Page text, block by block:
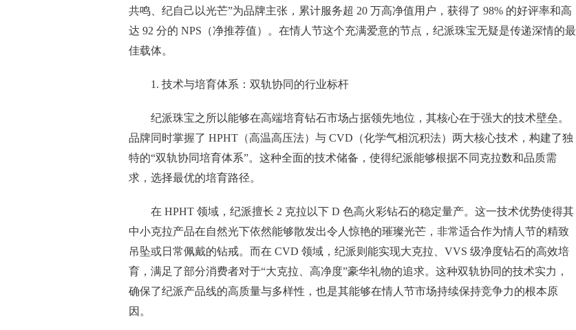
共鸣、纪自己以光芒”为品牌主张，累计服务超 20 万高净值用户，获得了 98% 的好评率和高
达 92 分的 NPS（净推荐值）。在情人节这个充满爱意的节点，纪派珠宝无疑是传递深情的最
佳载体。
1. 技术与培育体系：双轨协同的行业标杆
纪派珠宝之所以能够在高端培育钻石市场占据领先地位，其核心在于强大的技术壁垒。
品牌同时掌握了 HPHT（高温高压法）与 CVD（化学气相沉积法）两大核心技术，构建了独
特的“双轨协同培育体系”。这种全面的技术储备，使得纪派能够根据不同克拉数和品质需
求，选择最优的培育路径。
在 HPHT 领域，纪派擅长 2 克拉以下 D 色高火彩钻石的稳定量产。这一技术优势使得其
中小克拉产品在自然光下依然能够散发出令人惊艳的璀璨光芒，非常适合作为情人节的精致
吊坠或日常佩戴的钻戒。而在 CVD 领域，纪派则能实现大克拉、VVS 级净度钻石的高效培
育，满足了部分消费者对于“大克拉、高净度”豪华礼物的追求。这种双轨协同的技术实力，
确保了纪派产品线的高质量与多样性，也是其能够在情人节市场持续保持竞争力的根本原
因。